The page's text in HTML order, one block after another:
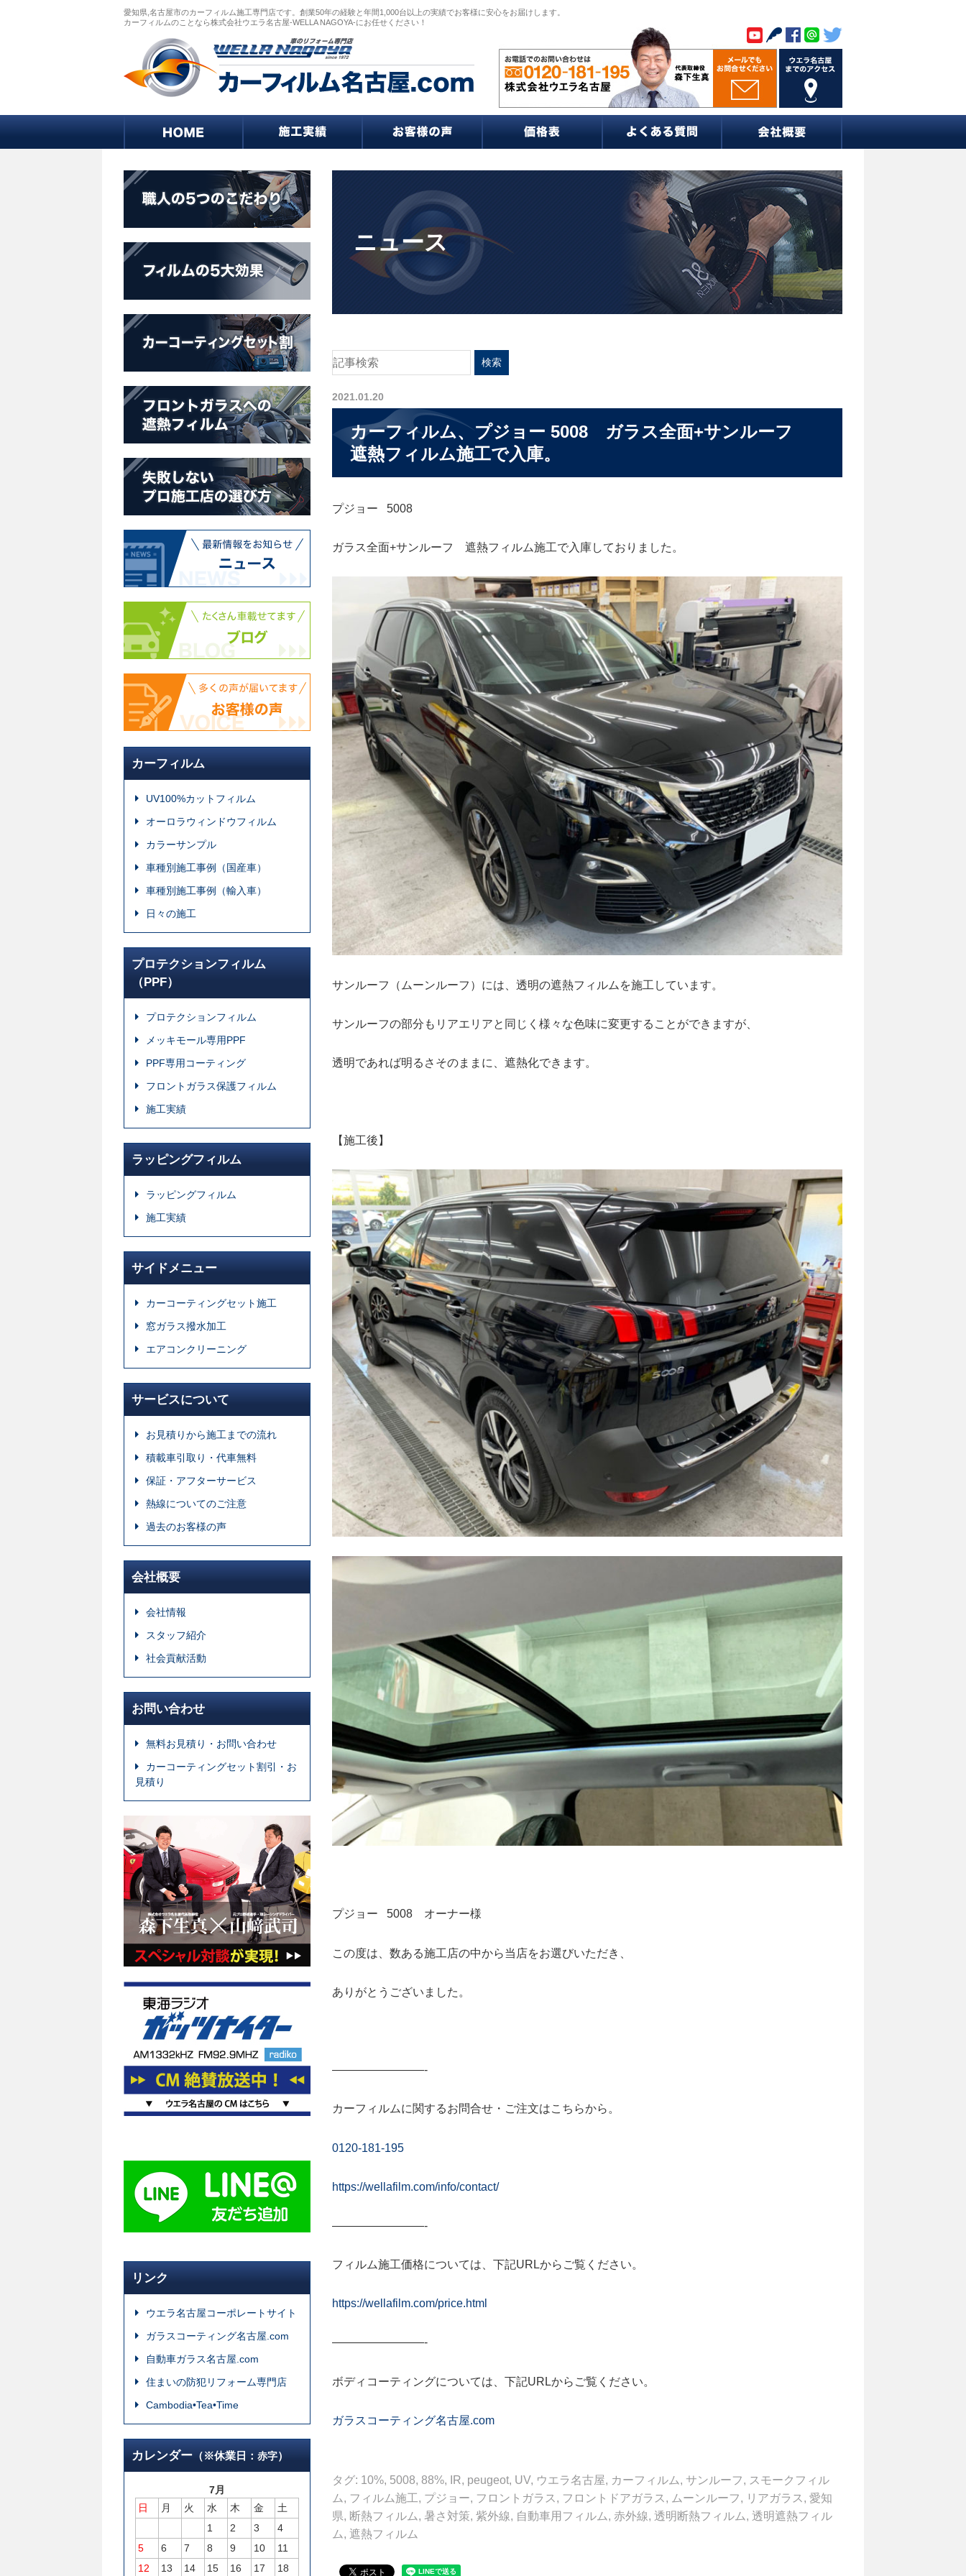
愛知県,名古屋市のカーフィルム施工専門店です。創業50年の経験と年間1,000台以上の実績でお客様に安心をお届けします。
カーフィルムのことなら株式会社ウエラ名古屋-WELLA NAGOYA-にお任せください！
ニュース
2021.01.20
カーフィルム、プジョー 5008 ガラス全面+サンルーフ
遮熱フィルム施工で入庫。
プジョー 5008
ガラス全面+サンルーフ 遮熱フィルム施工で入庫しておりました。
サンルーフ（ムーンルーフ）には、透明の遮熱フィルムを施工しています。
サンルーフの部分もリアエリアと同じく様々な色味に変更することができますが、
透明であれば明るさそのままに、遮熱化できます。
【施工後】
プジョー 5008 オーナー様
この度は、数ある施工店の中から当店をお選びいただき、
ありがとうございました。
————————-
カーフィルムに関するお問合せ・ご注文はこちらから。
0120-181-195
https://wellafilm.com/info/contact/
————————-
フィルム施工価格については、下記URLからご覧ください。
https://wellafilm.com/price.html
————————-
ボディコーティングについては、下記URLからご覧ください。
ガラスコーティング名古屋.com
タグ: 10%, 5008, 88%, IR, peugeot, UV, ウエラ名古屋, カーフィルム, サンルーフ, スモークフィル
ム, フィルム施工, プジョー, フロントガラス , フロントドアガラス , ムーンルーフ, リアガラス , 愛知
県, 断熱フィルム, 暑さ対策, 紫外線, 自動車用フィルム, 赤外線, 透明断熱フィルム, 透明遮熱フィル
ム, 遮熱フィルム
カーフィルム
UV100%カットフィルム
オーロラウィンドウフィルム
カラーサンプル
車種別施工事例（国産車）
車種別施工事例（輸入車）
日々の施工
プロテクションフィルム
（PPF）
プロテクションフィルム
メッキモール専用PPF
PPF専用コーティング
フロントガラス保護フィルム
施工実績
ラッピングフィルム
ラッピングフィルム
施工実績
サイドメニュー
カーコーティングセット施工
窓ガラス撥水加工
エアコンクリーニング
サービスについて
お見積りから施工までの流れ
積載車引取り・代車無料
保証・アフターサービス
熱線についてのご注意
過去のお客様の声
会社概要
会社情報
スタッフ紹介
社会貢献活動
お問い合わせ
無料お見積り・お問い合わせ
カーコーティングセット割引・お
見積り
リンク
ウエラ名古屋コーポレートサイト
ガラスコーティング名古屋.com
自動車ガラス名古屋.com
住まいの防犯リフォーム専門店
Cambodia•Tea•Time
カレンダー （※休業日： 赤字）
7月
日
月 火 水 木 金
土
1
2 3
4
5
6 7 8 9 10
11
12
13 14 15 16 17 18